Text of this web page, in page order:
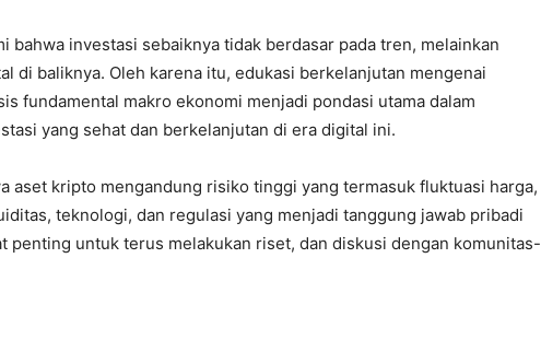
bahwa investasi sebaiknya tidak berdasar pada tren, melainkan
di baliknya. Oleh karena itu, edukasi berkelanjutan mengenai
fundamental makro ekonomi menjadi pondasi utama dalam
yang sehat dan berkelanjutan di era digital ini.
aset kripto mengandung risiko tinggi yang termasuk fluktuasi harga,
teknologi, dan regulasi yang menjadi tanggung jawab pribadi
penting untuk terus melakukan riset, dan diskusi dengan komunitas-